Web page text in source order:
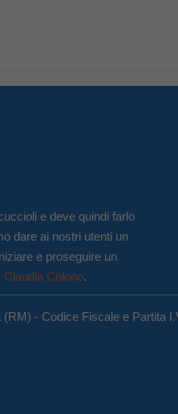
e deve quindi farlo
dare ai nostri utenti un
e proseguire un
Claudia Colono.
- Codice Fiscale e Partita